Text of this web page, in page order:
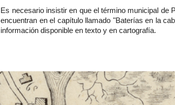
Es necesario insistir en que el término municipal
encuentran en el capítulo llamado "Baterías en la
información disponible en texto y en cartografía.